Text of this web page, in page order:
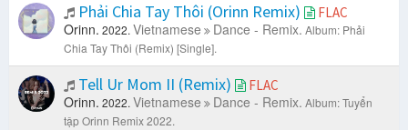
Phải Chia Tay Thôi (Orinn Remix) FLAC
Orinn. 2022. Vietnamese Dance - Remix. Album: Phải
Chia Tay Thôi (Remix) [Single].
Tell Ur Mom II (Remix) FLAC
Orinn. 2022. Vietnamese Dance - Remix. Album: Tuyển
tập Orinn Remix 2022.